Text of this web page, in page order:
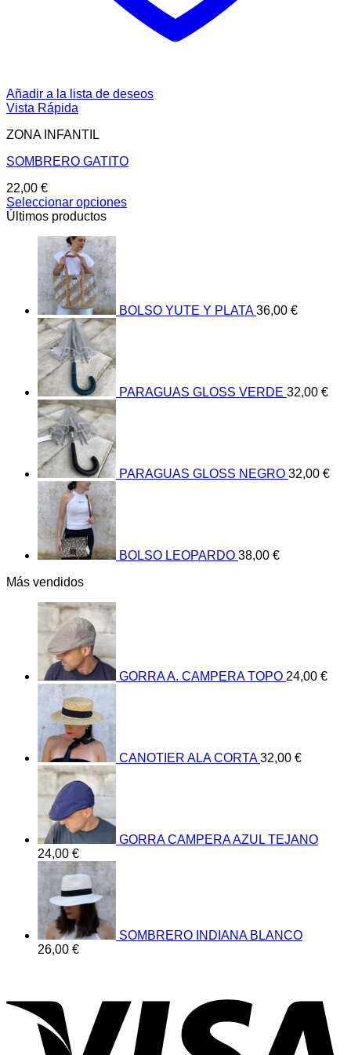
Añadir a la lista de deseos
Vista Rápida
ZONA INFANTIL
SOMBRERO GATITO
22,00 €
Seleccionar opciones
Este
múltiples
variantes.
opciones
pueden
página
producto
Últimos productos
BOLSO YUTE Y PLATA 36,00 €
PARAGUAS GLOSS VERDE 32,00 €
PARAGUAS GLOSS NEGRO 32,00 €
BOLSO LEOPARDO 38,00 €
Más vendidos
GORRA A. CAMPERA TOPO 24,00 €
CANOTIER ALA CORTA 32,00 €
GORRA CAMPERA AZUL TEJANO
24,00 €
SOMBRERO INDIANA BLANCO
26,00 €